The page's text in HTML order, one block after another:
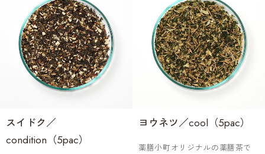
スイドク／
condition（5pac）
ヨウネツ／cool（5pac）
薬膳小町オリジナルの薬膳茶で